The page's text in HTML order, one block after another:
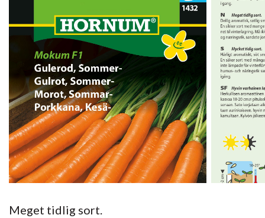
Meget tidlig sort.